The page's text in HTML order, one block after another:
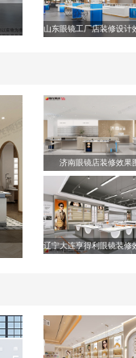
山东眼镜工厂店装修设计
济南眼镜店装修效果
辽宁大连亨得利眼镜装修